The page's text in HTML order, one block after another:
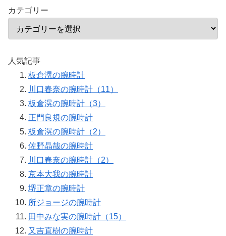
カテゴリー
人気記事
板倉滉の腕時計
川口春奈の腕時計（11）
板倉滉の腕時計（3）
正門良規の腕時計
板倉滉の腕時計（2）
佐野晶哉の腕時計
川口春奈の腕時計（2）
京本大我の腕時計
堺正章の腕時計
所ジョージの腕時計
田中みな実の腕時計（15）
又吉直樹の腕時計